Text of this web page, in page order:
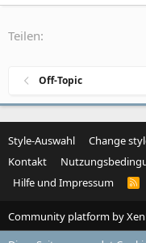
Schulmedizin
S
Teilen:
Off-Topic
Style-Auswahl
Change
Kontakt
Hilfe und Impressum
R
Community platform by